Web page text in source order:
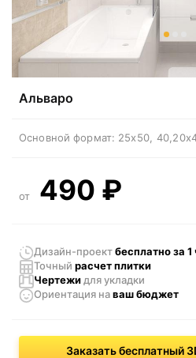
Альваро
Основной формат: 25x50
от 490 ₽
Дизайн-проектбесплатно за 1
Точный расчет плитки
Чертежи для укладки
Ориентация наваш бюджет
Заказать бесплатный